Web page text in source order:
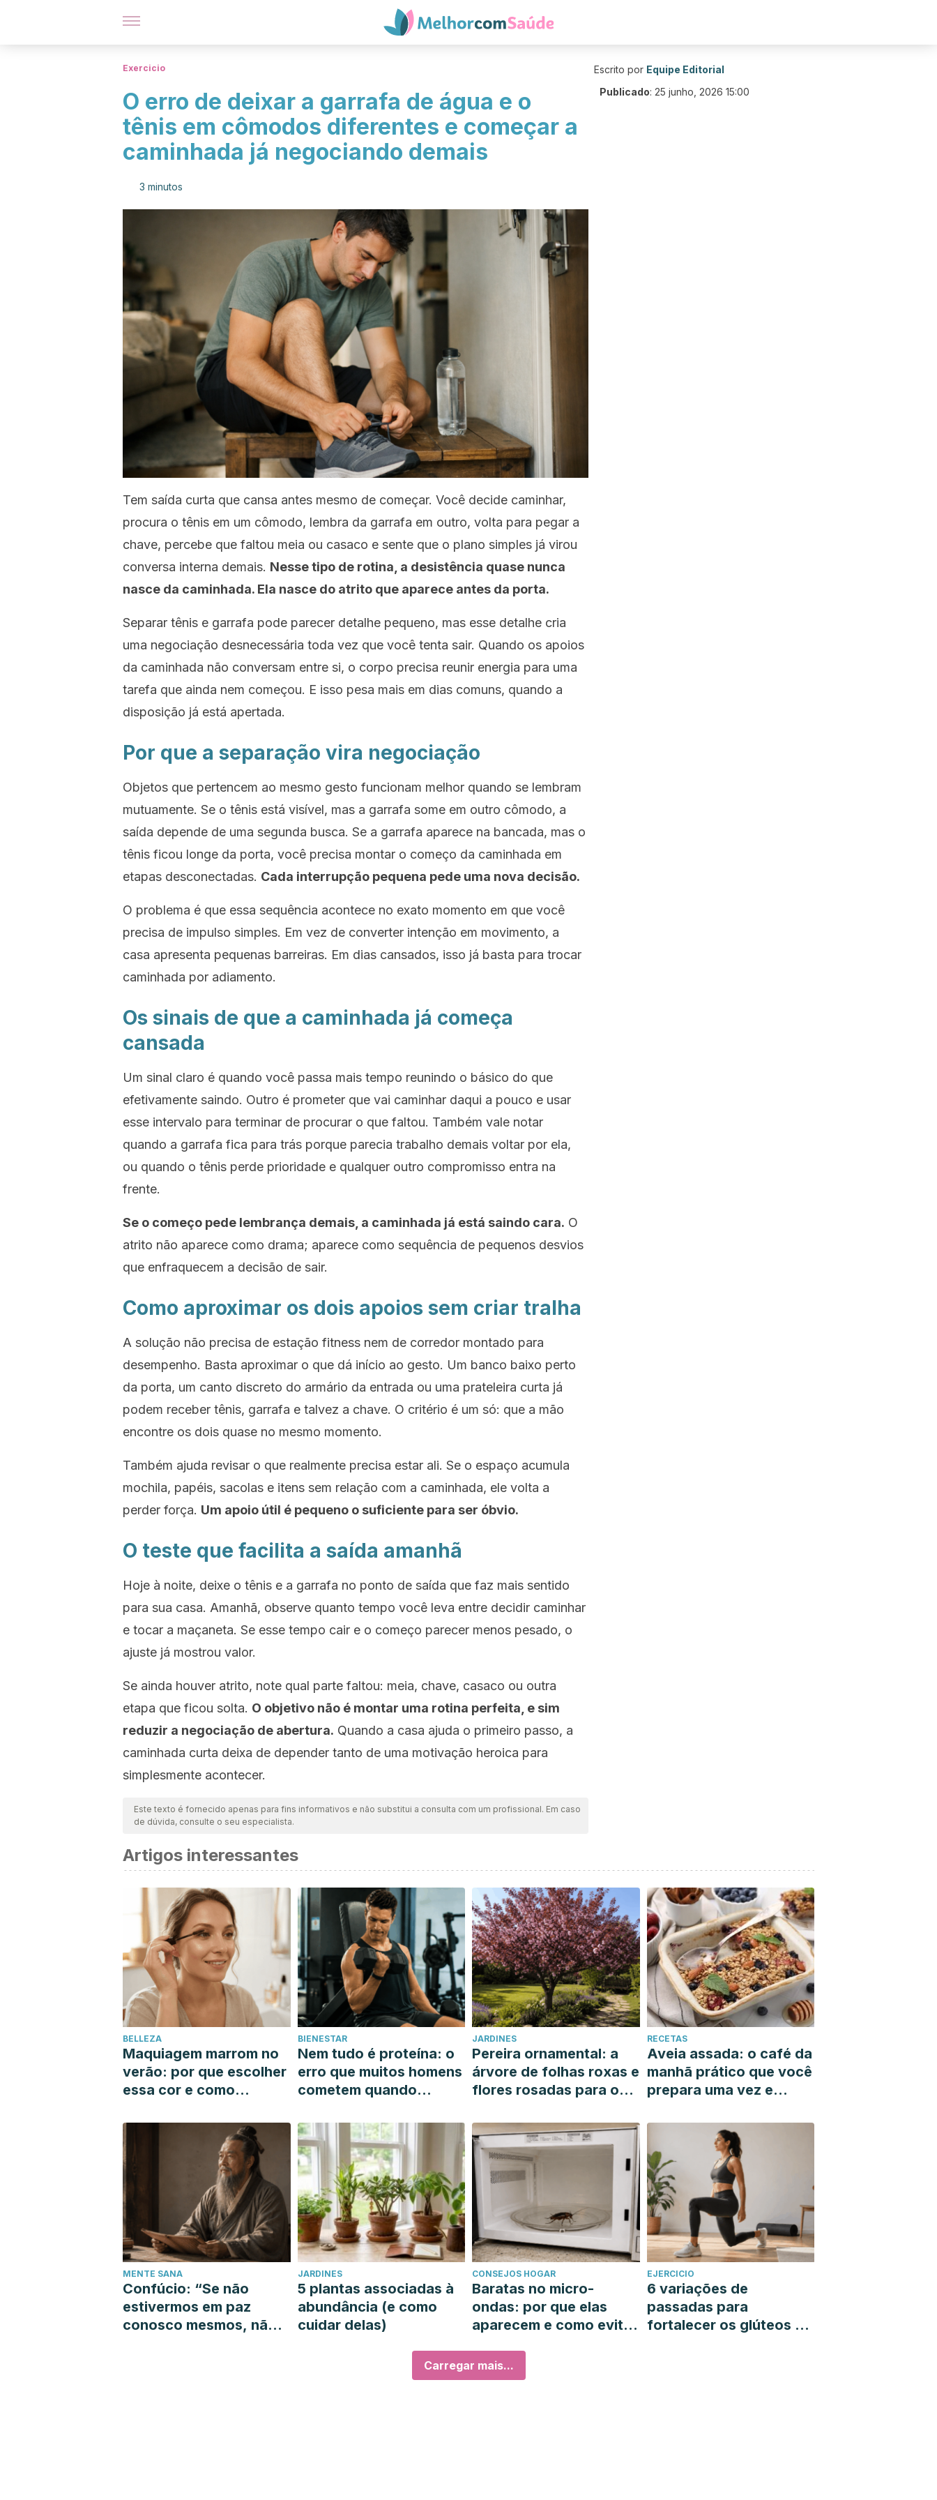
Exercicio
O erro de deixar a garrafa de água e o
tênis em cômodos diferentes e começar a
caminhada já negociando demais
3 minutos
Tem saída curta que cansa antes mesmo de começar. Você decide caminhar,
procura o tênis em um cômodo, lembra da garrafa em outro, volta para pegar a
chave, percebe que faltou meia ou casaco e sente que o plano simples já virou
conversa interna demais. Nesse tipo de rotina, a desistência quase nunca
nasce da caminhada. Ela nasce do atrito que aparece antes da porta.
Separar tênis e garrafa pode parecer detalhe pequeno, mas esse detalhe cria
uma negociação desnecessária toda vez que você tenta sair. Quando os apoios
da caminhada não conversam entre si, o corpo precisa reunir energia para uma
tarefa que ainda nem começou. E isso pesa mais em dias comuns, quando a
disposição já está apertada.
Por que a separação vira negociação
Objetos que pertencem ao mesmo gesto funcionam melhor quando se lembram
mutuamente. Se o tênis está visível, mas a garrafa some em outro cômodo, a
saída depende de uma segunda busca. Se a garrafa aparece na bancada, mas o
tênis ficou longe da porta, você precisa montar o começo da caminhada em
etapas desconectadas. Cada interrupção pequena pede uma nova decisão.
O problema é que essa sequência acontece no exato momento em que você
precisa de impulso simples. Em vez de converter intenção em movimento, a
casa apresenta pequenas barreiras. Em dias cansados, isso já basta para trocar
caminhada por adiamento.
Os sinais de que a caminhada já começa
cansada
Um sinal claro é quando você passa mais tempo reunindo o básico do que
efetivamente saindo. Outro é prometer que vai caminhar daqui a pouco e usar
esse intervalo para terminar de procurar o que faltou. Também vale notar
quando a garrafa fica para trás porque parecia trabalho demais voltar por ela,
ou quando o tênis perde prioridade e qualquer outro compromisso entra na
frente.
Se o começo pede lembrança demais, a caminhada já está saindo cara. O
atrito não aparece como drama; aparece como sequência de pequenos desvios
que enfraquecem a decisão de sair.
Como aproximar os dois apoios sem criar tralha
A solução não precisa de estação fitness nem de corredor montado para
desempenho. Basta aproximar o que dá início ao gesto. Um banco baixo perto
da porta, um canto discreto do armário da entrada ou uma prateleira curta já
podem receber tênis, garrafa e talvez a chave. O critério é um só: que a mão
encontre os dois quase no mesmo momento.
Também ajuda revisar o que realmente precisa estar ali. Se o espaço acumula
mochila, papéis, sacolas e itens sem relação com a caminhada, ele volta a
perder força. Um apoio útil é pequeno o suficiente para ser óbvio.
O teste que facilita a saída amanhã
Hoje à noite, deixe o tênis e a garrafa no ponto de saída que faz mais sentido
para sua casa. Amanhã, observe quanto tempo você leva entre decidir caminhar
e tocar a maçaneta. Se esse tempo cair e o começo parecer menos pesado, o
ajuste já mostrou valor.
Se ainda houver atrito, note qual parte faltou: meia, chave, casaco ou outra
etapa que ficou solta. O objetivo não é montar uma rotina perfeita, e sim
reduzir a negociação de abertura. Quando a casa ajuda o primeiro passo, a
caminhada curta deixa de depender tanto de uma motivação heroica para
simplesmente acontecer.
Este texto é fornecido apenas para fins informativos e não substitui a consulta com um profissional. Em caso
de dúvida, consulte o seu especialista.
Escrito por Equipe Editorial
Publicado: 25 junho, 2026 15:00
Artigos interessantes
BELLEZA
Maquiagem marrom no
verão: por que escolher
essa cor e como
mais combina com você
BIENESTAR
Nem tudo é proteína: o
erro que muitos homens
cometem quando
muscular
JARDINES
Pereira ornamental: a
árvore de folhas roxas e
flores rosadas para o
RECETAS
Aveia assada: o café da
manhã prático que você
prepara uma vez e
semana
MENTE SANA
Confúcio: “Se não
estivermos em paz
conosco mesmos, não
JARDINES
5 plantas associadas à
abundância (e como
cuidar delas)
CONSEJOS HOGAR
Baratas no micro-
ondas: por que elas
aparecem e como evitá-
EJERCICIO
6 variações de
passadas para
fortalecer os glúteos e
Carregar mais...